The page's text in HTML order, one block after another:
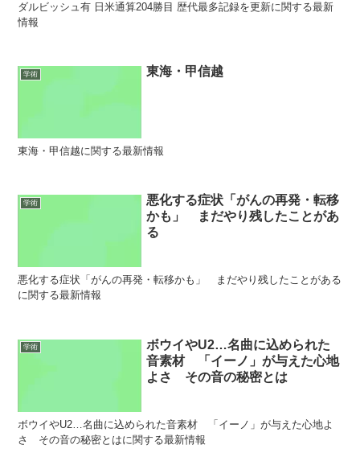
ダルビッシュ有 日米通算204勝目 歴代最多記録を更新に関する最新
情報
学術 東海・甲信越
東海・甲信越に関する最新情報
学術
悪化する症状「がんの再発・転移
かも」 まだやり残したことがあ
る
悪化する症状「がんの再発・転移かも」 まだやり残したことがある
に関する最新情報
学術
ボウイやU2…名曲に込められた
音素材 「イーノ」が与えた心地
よさ その音の秘密とは
ボウイやU2…名曲に込められた音素材 「イーノ」が与えた心地よ
さ その音の秘密とはに関する最新情報